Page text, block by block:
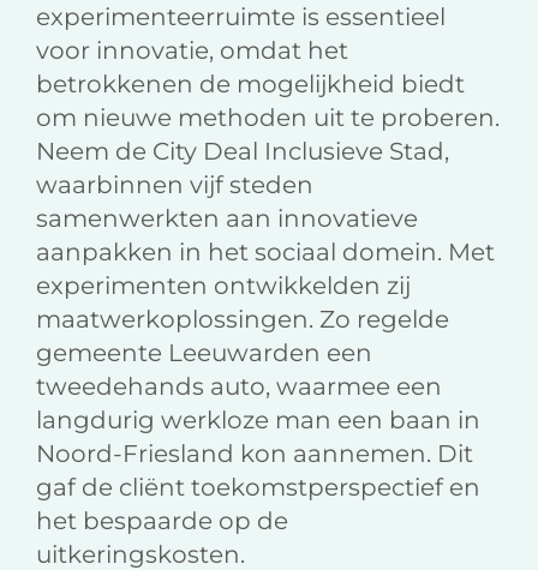
experimenteerruimte is essentieel
voor innovatie, omdat het
betrokkenen de mogelijkheid biedt
om nieuwe methoden uit te proberen.
Neem de City Deal Inclusieve Stad,
waarbinnen vijf steden
samenwerkten aan innovatieve
aanpakken in het sociaal domein. Met
experimenten ontwikkelden zij
maatwerkoplossingen. Zo regelde
gemeente Leeuwarden een
tweedehands auto, waarmee een
langdurig werkloze man een baan in
Noord-Friesland kon aannemen. Dit
gaf de cliënt toekomstperspectief en
het bespaarde op de
uitkeringskosten.